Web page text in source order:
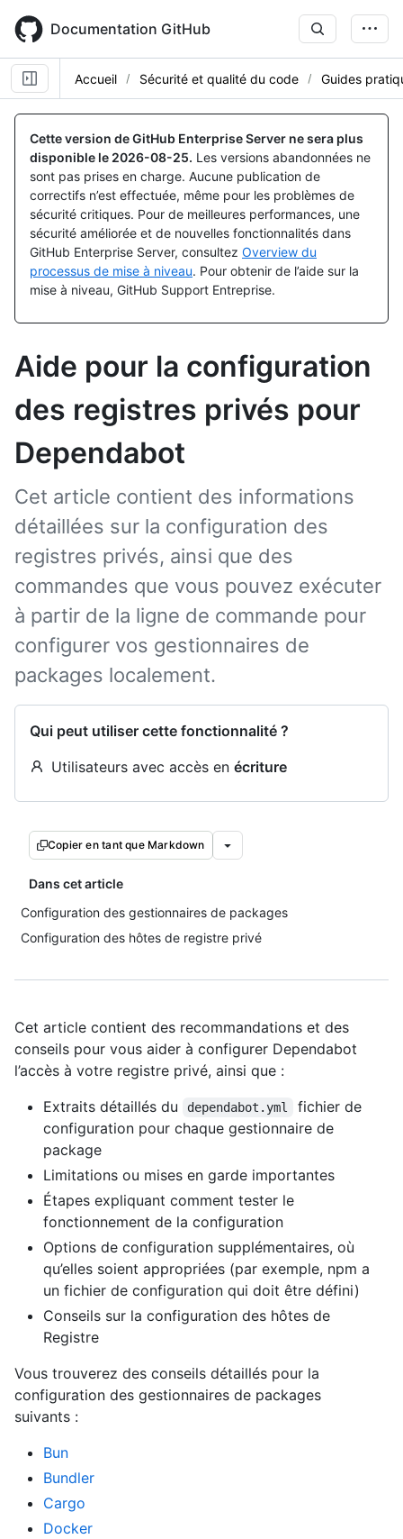
main
content
Documentation GitHub
Accueil Sécurité et qualité du code Guides
Cette version de GitHub Enterprise Server ne sera plus
disponible le 2026-08-25. Les versions abandonnées ne
sont pas prises en charge. Aucune publication de
correctifs n’est effectuée, même pour les problèmes de
sécurité critiques. Pour de meilleures performances, une
sécurité améliorée et de nouvelles fonctionnalités dans
GitHub Enterprise Server, consultez Overview du
processus de mise à niveau. Pour obtenir de l’aide sur la
mise à niveau, GitHub Support Entreprise.
Aide pour la configuration
des registres privés pour
Dependabot
Cet article contient des informations
détaillées sur la configuration des
registres privés, ainsi que des
commandes que vous pouvez exécuter
à partir de la ligne de commande pour
configurer vos gestionnaires de
packages localement.
Qui peut utiliser cette fonctionnalité ?
Utilisateurs avec accès en écriture
Copier en tant que Markdown
Dans cet article
Configuration des gestionnaires de packages
Configuration des hôtes de registre privé
Cet article contient des recommandations et des
conseils pour vous aider à configurer Dependabot
l’accès à votre registre privé, ainsi que :
Extraits détaillés du
dependabot.yml
fichier de
configuration pour chaque gestionnaire de
package
Limitations ou mises en garde importantes
Étapes expliquant comment tester le
fonctionnement de la configuration
Options de configuration supplémentaires, où
qu’elles soient appropriées (par exemple, npm a
un fichier de configuration qui doit être défini)
Conseils sur la configuration des hôtes de
Registre
Vous trouverez des conseils détaillés pour la
configuration des gestionnaires de packages
suivants :
Bun
Bundler
Cargo
Docker